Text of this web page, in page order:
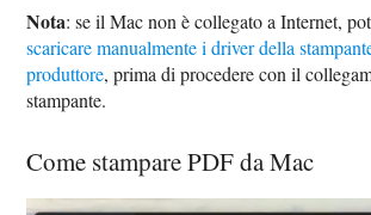
Nota: se il Mac non è collegato a Internet,
scaricare manualmente i driver della
produttore, prima di procedere con il
stampante.
Come stampare PDF da Mac